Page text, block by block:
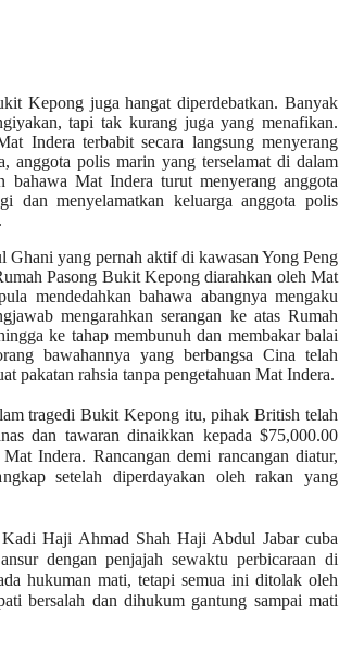
Kepong juga hangat diperdebatkan. Banyak
tapi tak kurang juga yang menafikan.
Indera terbabit secara langsung menyerang
anggota polis marin yang terselamat di dalam
Mat Indera turut menyerang anggota
dan menyelamatkan keluarga anggota polis
Ghani yang pernah aktif di kawasan Yong Peng
Pasong Bukit Kepong diarahkan oleh Mat
mendedahkan bahawa abangnya mengaku
mengarahkan serangan ke atas Rumah
ke tahap membunuh dan membakar balai
bawahannya yang berbangsa Cina telah
pakatan rahsia tanpa pengetahuan Mat Indera.
tragedi Bukit Kepong itu, pihak British telah
dan tawaran dinaikkan kepada $75,000.00
Indera. Rancangan demi rancangan diatur,
setelah diperdayakan oleh rakan yang
Haji Ahmad Shah Haji Abdul Jabar cuba
dengan penjajah sewaktu perbicaraan di
hukuman mati, tetapi semua ini ditolak oleh
bersalah dan dihukum gantung sampai mati